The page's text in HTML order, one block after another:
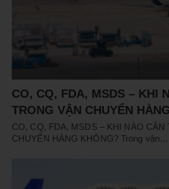
CO, CQ, FDA, MSDS – KHI
TRONG VẬN CHUYỂN
CO, CQ, FDA, MSDS – KHI NÀO CẦN
CHUYỂN HÀNG KHÔNG? Trong vận…